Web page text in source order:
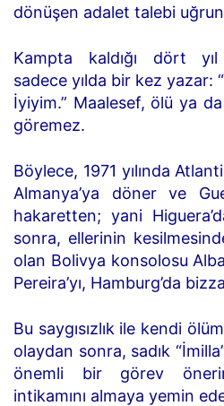
dönüşen adalet talebi
Kampta kaldığı dört
sadece yılda bir kez yazar:
İyiyim.” Maalesef, ölü ya
göremez.
Böylece, 1971 yılında
Almanya’ya döner ve
hakaretten; yani
sonra, ellerinin
olan Bolivya konsolosu
Pereira’yı, Hamburg’da
Bu saygısızlık ile kendi
olaydan sonra, sadık
önemli bir görev
intikamını almaya yemin